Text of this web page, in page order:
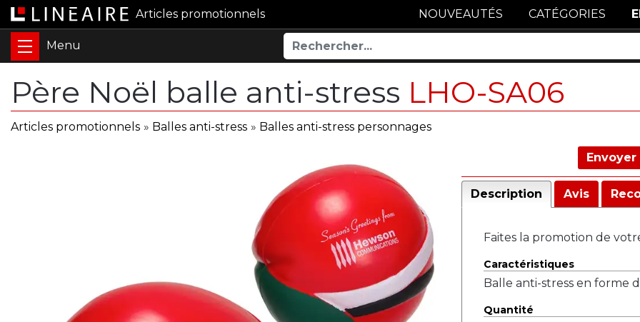
Articles promotionnels NOUVEAUTÉS CATÉGORIES
Père Noël balle anti-stress LHO-SA06
Articles promotionnels » Balles anti-stress » Balles anti-stress personnages
Envoyer
Description Avis
Faites la promotion de
Caractéristiques
Balle anti-stress en forme
Quantité